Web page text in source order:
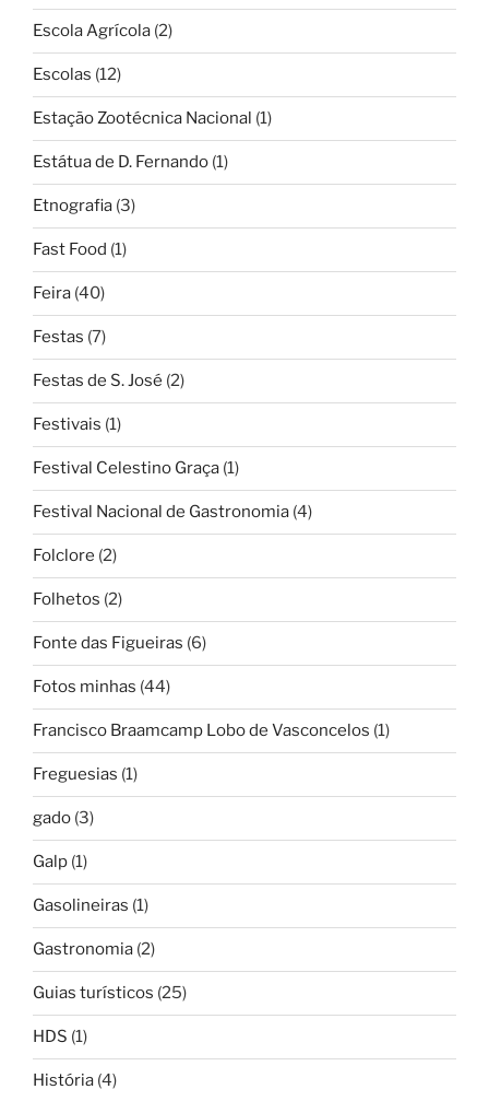
Escola Agrícola (2)
Escolas (12)
Estação Zootécnica Nacional (1)
Estátua de D. Fernando (1)
Etnografia (3)
Fast Food (1)
Feira (40)
Festas (7)
Festas de S. José (2)
Festivais (1)
Festival Celestino Graça (1)
Festival Nacional de Gastronomia (4)
Folclore (2)
Folhetos (2)
Fonte das Figueiras (6)
Fotos minhas (44)
Francisco Braamcamp Lobo de Vasconcelos (1)
Freguesias (1)
gado (3)
Galp (1)
Gasolineiras (1)
Gastronomia (2)
Guias turísticos (25)
HDS (1)
História (4)